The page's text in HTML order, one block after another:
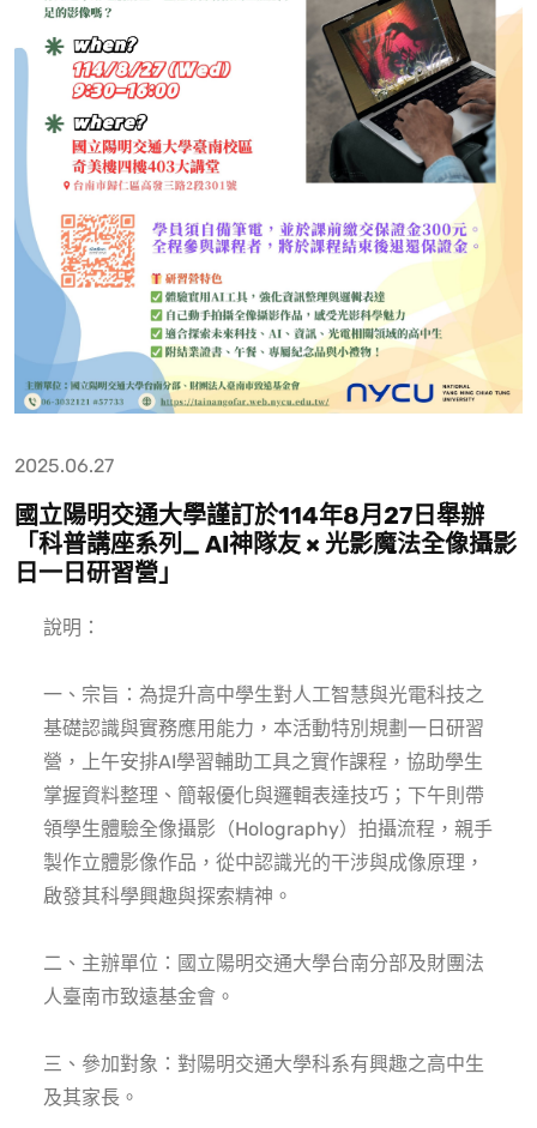
2025.06.27
國立陽明交通大學謹訂於114年8月27日舉辦
「科普講座系列_ AI神隊友 × 光影魔法全像攝影
日一日研習營」
說明：
一、宗旨：為提升高中學生對人工智慧與光電科技之
基礎認識與實務應用能力，本活動特別規劃一日研習
營，上午安排AI學習輔助工具之實作課程，協助學生
掌握資料整理、簡報優化與邏輯表達技巧；下午則帶
領學生體驗全像攝影（Holography）拍攝流程，親手
製作立體影像作品，從中認識光的干涉與成像原理，
啟發其科學興趣與探索精神。
二、主辦單位：國立陽明交通大學台南分部及財團法
人臺南市致遠基金會。
三、參加對象：對陽明交通大學科系有興趣之高中生
及其家長。